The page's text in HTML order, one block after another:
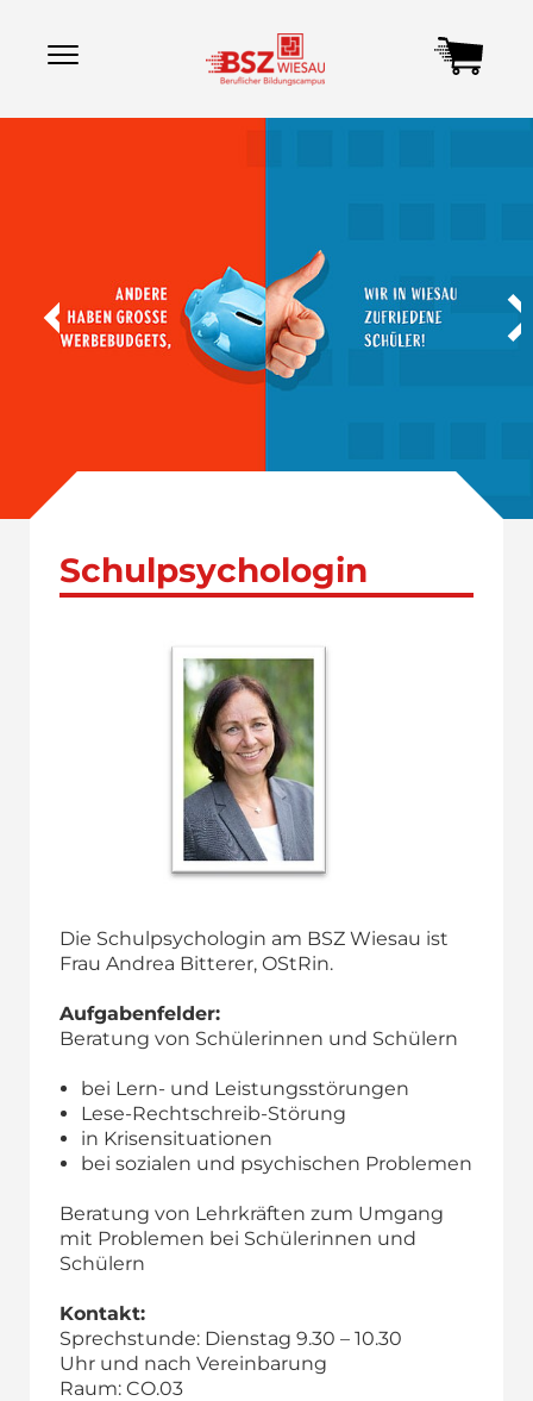
Schulpsychologin
Die Schulpsychologin am BSZ Wiesau ist
Frau Andrea Bitterer, OStRin.
Aufgabenfelder:
Beratung von Schülerinnen und Schülern
bei Lern- und Leistungsstörungen
Lese-Rechtschreib-Störung
in Krisensituationen
bei sozialen und psychischen Problemen
Beratung von Lehrkräften zum Umgang
mit Problemen bei Schülerinnen und
Schülern
Kontakt:
Sprechstunde: Dienstag 9.30 – 10.30
Uhr und nach Vereinbarung
Raum: CO.03